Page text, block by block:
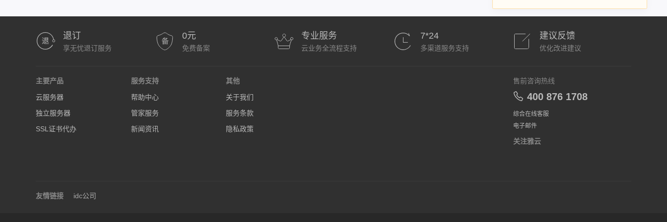
退订
享无忧退订服务
0元
免费备案
专业服务
云业务全流程支持
7*24
多渠道服务支持
建议反馈
优化改进建议
主要产品
云服务器
独立服务器
SSL证书代办
服务支持
帮助中心
管家服务
新闻资讯
其他
关于我们
服务条款
隐私政策
售前咨询热线
400 876 1708
综合在线客服
电子邮件
关注雅云
友情链接 idc公司